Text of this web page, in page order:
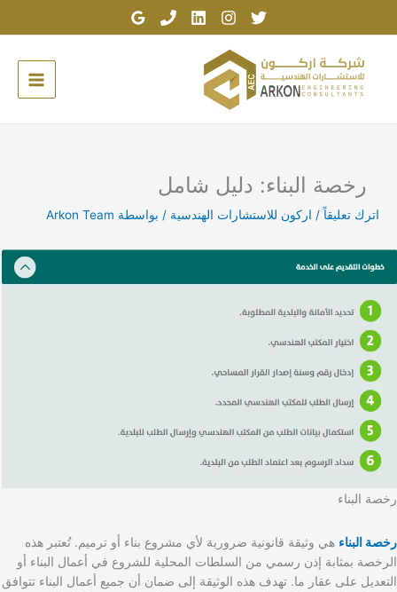
رخصة البناء: دليل شامل
اترك تعليقاً / اركون للاستشارات الهندسية / بواسطة Arkon Team
رخصة البناء
رخصة البناء هي وثيقة قانونية ضرورية لأي مشروع بناء أو ترميم. تُعتبر هذه
الرخصة بمثابة إذن رسمي من السلطات المحلية للشروع في أعمال البناء أو
التعديل على عقار ما. تهدف هذه الوثيقة إلى ضمان أن جميع أعمال البناء تتوافق